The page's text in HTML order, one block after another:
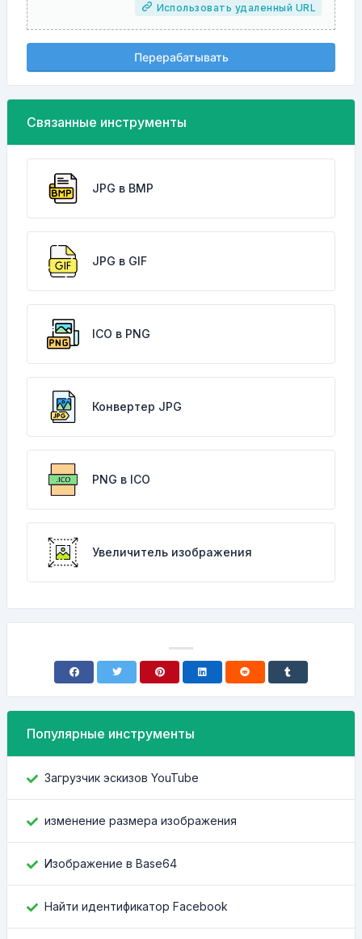
Использовать удаленный URL
Перерабатывать
Связанные инструменты
JPG в BMP
JPG в GIF
ICO в PNG
Конвертер JPG
PNG в ICO
Увеличитель изображения
Популярные инструменты
Загрузчик эскизов YouTube
изменение размера изображения
Изображение в Base64
Найти идентификатор Facebook